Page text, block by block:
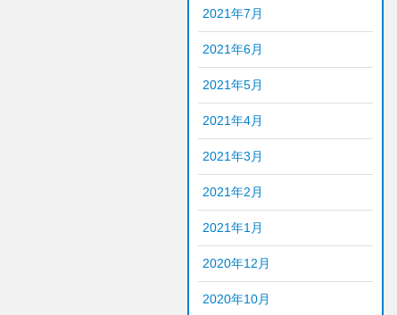
2021年7月
2021年6月
2021年5月
2021年4月
2021年3月
2021年2月
2021年1月
2020年12月
2020年10月